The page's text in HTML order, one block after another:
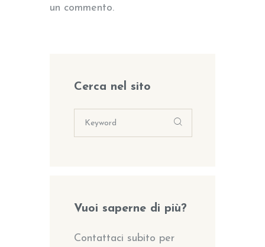
un commento.
Cerca nel sito
Vuoi saperne di più?
Contattaci subito per